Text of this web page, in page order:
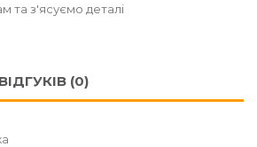
та з'ясуємо деталі
ВІДГУКІВ (0)